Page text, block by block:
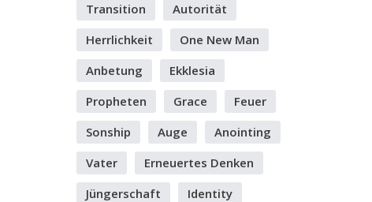
Transition
Autorität
Herrlichkeit
One New Man
Anbetung
Ekklesia
Propheten
Grace
Feuer
Sonship
Auge
Anointing
Vater
Erneuertes Denken
Jüngerschaft
Identity